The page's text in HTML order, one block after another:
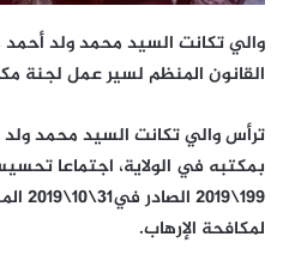
والي تكانت السيد محمد ولد
القانون المنظم لسير عمل لجنة
ترأس والي تكانت السيد محمد
بمكتبه في الولاية، اجتماعا
لمكافحة الإرهاب.